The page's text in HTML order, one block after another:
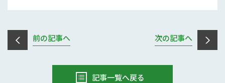
前の記事へ 次の記事へ
記事一覧へ戻る